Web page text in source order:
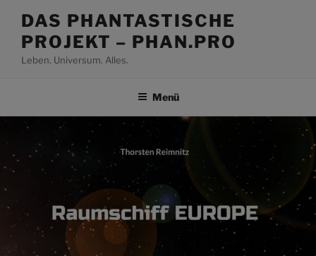
Inhalt
springen
DAS PHANTASTISCHE
PROJEKT – PHAN.PRO
Leben. Universum. Alles.
Menü